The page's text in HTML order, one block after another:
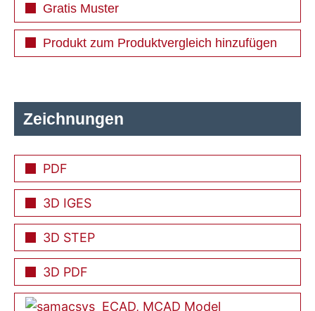
Zeichnungen
PDF
3D IGES
3D STEP
3D PDF
ECAD, MCAD Model
Gratis Muster
Produkt zum Produktvergleich hinzufügen